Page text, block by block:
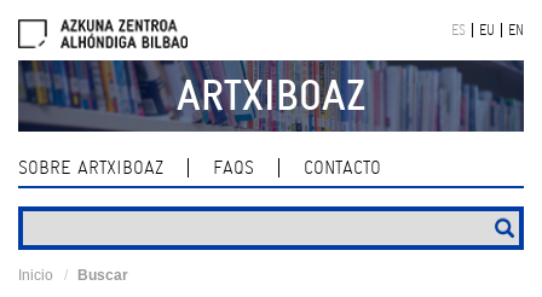
navigation
ES EU EN
ARTXIBOAZ
SOBRE ARTXIBOAZ FAQS CONTACTO
Inicio Buscar